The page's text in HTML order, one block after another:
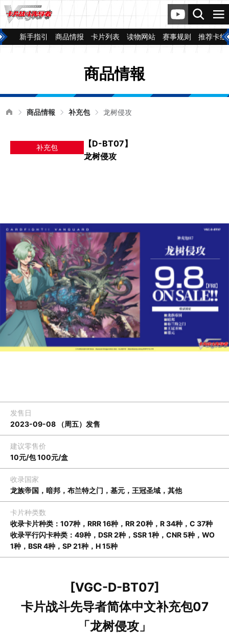
新手指引 商品情报 卡片列表 读物网站 赛事规则 推荐卡组
商品情報
商品情報 补充包 龙树侵攻
补充包
【D-BT07】
龙树侵攻
发售日
2023-09-08 （周五）发售
建议零售价
10元/包 100元/盒
收录国家
龙族帝国，暗邦，布兰特之门，基元，王冠圣域，其他
卡片种类数
收录卡片种类：107种，RRR 16种，RR 20种，R 34种，C 37种
收录平行闪卡种类：49种，DSR 2种，SSR 1种，CNR 5种，WO
1种，BSR 4种，SP 21种，H 15种
[VGC-D-BT07]
卡片战斗先导者简体中文补充包07
「龙树侵攻」